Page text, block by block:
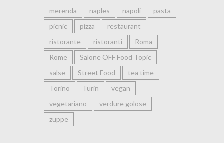
merenda
naples napoli
pasta
picnic
pizza
restaurant
ristorante
ristoranti
Roma
Rome
Salone OFF Food Topic
salse
Street Food
tea time
Torino
Turin
vegan
vegetariano
verdure golose
zuppe